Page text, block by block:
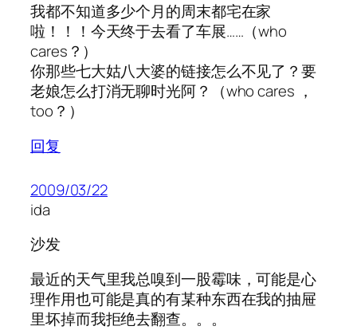
我都不知道多少个月的周末都宅在家
啦！！！今天终于去看了车展……（who
cares？）
你那些七大姑八大婆的链接怎么不见了？要
老娘怎么打消无聊时光阿？（who cares ，
too？）
回复
2009/03/22
ida
沙发
最近的天气里我总嗅到一股霉味，可能是心
理作用也可能是真的有某种东西在我的抽屉
里坏掉而我拒绝去翻查。。。